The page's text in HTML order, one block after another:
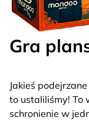
Gra
Jakieś
to ustaliliśmy! To
schronienie w